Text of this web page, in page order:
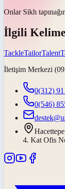
Onlar Sikh
İlgili
TackleTailorTalent
İletişim Merkezi
0(312)
0(546)
4. Kat Ofis